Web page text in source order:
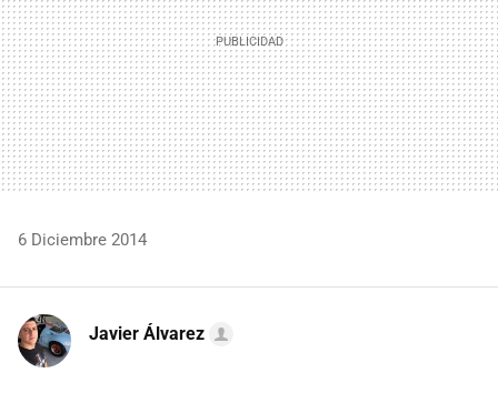
6 Diciembre 2014
Javier Álvarez